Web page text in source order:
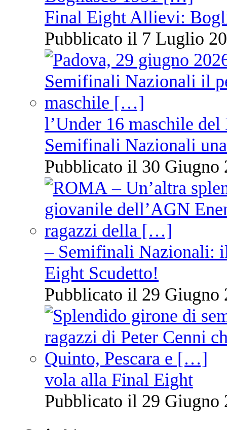
Final Eight Allievi:
Pubblicato il 7 Luglio
l’Under 16 maschile
Semifinali Nazionali
Pubblicato il 30 Giugno
– Semifinali Nazionali:
Eight Scudetto!
Pubblicato il 29 Giugno
vola alla Final Eight
Pubblicato il 29 Giugno